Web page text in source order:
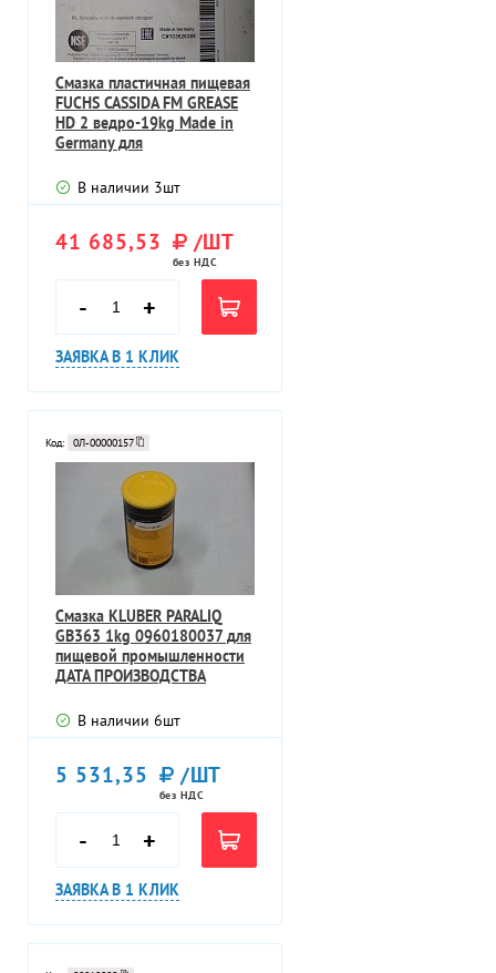
Смазка пластичная пищевая
FUCHS CASSIDA FM GREASE
HD 2 ведро-19kg Made in
Germany для
В наличии 3шт
41 685,53 /ШТ
без НДС
- +
ЗАЯВКА В 1 КЛИК
Код: 0Л-00000157
Смазка KLUBER PARALIQ
GB363 1kg 0960180037 для
пищевой промышленности
ДАТА ПРОИЗВОДСТВА
В наличии 6шт
5 531,35 /ШТ
без НДС
- +
ЗАЯВКА В 1 КЛИК